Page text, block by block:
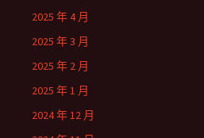
2025 年 4 月
2025 年 3 月
2025 年 2 月
2025 年 1 月
2024 年 12 月